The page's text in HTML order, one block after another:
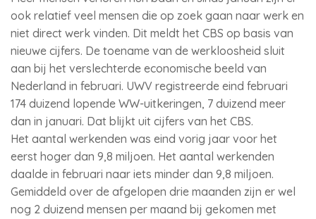
ook relatief veel mensen die op zoek gaan naar werk en
niet direct werk vinden. Dit meldt het CBS op basis van
nieuwe cijfers. De toename van de werkloosheid sluit
aan bij het verslechterde economische beeld van
Nederland in februari. UWV registreerde eind februari
174 duizend lopende WW-uitkeringen, 7 duizend meer
dan in januari. Dat blijkt uit cijfers van het CBS.
Het aantal werkenden was eind vorig jaar voor het
eerst hoger dan 9,8 miljoen. Het aantal werkenden
daalde in februari naar iets minder dan 9,8 miljoen.
Gemiddeld over de afgelopen drie maanden zijn er wel
nog 2 duizend mensen per maand bij gekomen met